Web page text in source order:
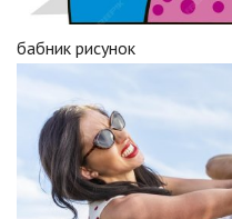
бабник рисунок